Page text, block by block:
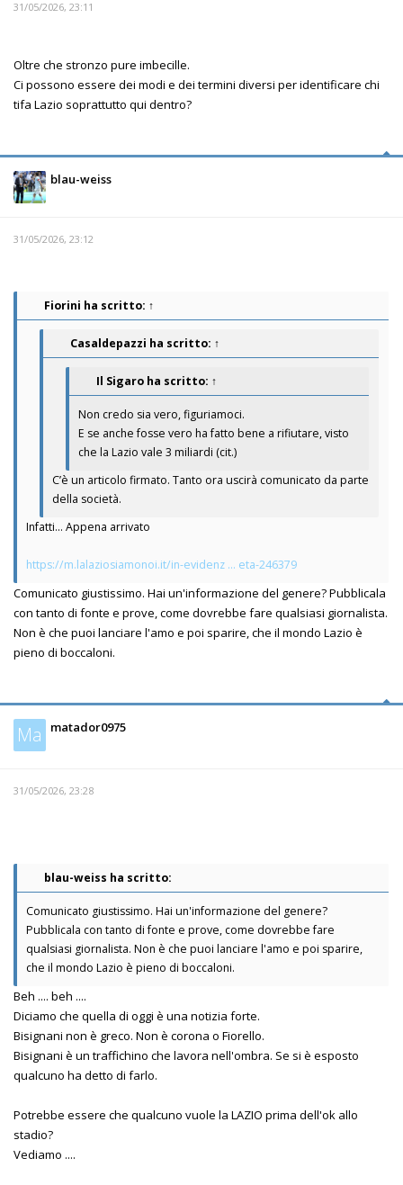
31/05/2026, 23:11
Oltre che stronzo pure imbecille.
Ci possono essere dei modi e dei termini diversi per identificare chi
tifa Lazio soprattutto qui dentro?
blau-weiss
31/05/2026, 23:12
Fiorini ha scritto: ↑
Casaldepazzi ha scritto: ↑
Il Sigaro ha scritto: ↑
Non credo sia vero, figuriamoci.
E se anche fosse vero ha fatto bene a rifiutare, visto
che la Lazio vale 3 miliardi (cit.)
C’è un articolo firmato. Tanto ora uscirà comunicato da parte
della società.
Infatti... Appena arrivato
https://m.lalaziosiamonoi.it/in-evidenz ... eta-246379
Comunicato giustissimo. Hai un'informazione del genere? Pubblicala
con tanto di fonte e prove, come dovrebbe fare qualsiasi giornalista.
Non è che puoi lanciare l'amo e poi sparire, che il mondo Lazio è
pieno di boccaloni.
Ma matador0975
31/05/2026, 23:28
blau-weiss ha scritto:
Comunicato giustissimo. Hai un'informazione del genere?
Pubblicala con tanto di fonte e prove, come dovrebbe fare
qualsiasi giornalista. Non è che puoi lanciare l'amo e poi sparire,
che il mondo Lazio è pieno di boccaloni.
Beh .... beh ....
Diciamo che quella di oggi è una notizia forte.
Bisignani non è greco. Non è corona o Fiorello.
Bisignani è un traffichino che lavora nell'ombra. Se si è esposto
qualcuno ha detto di farlo.
Potrebbe essere che qualcuno vuole la LAZIO prima dell'ok allo
stadio?
Vediamo ....